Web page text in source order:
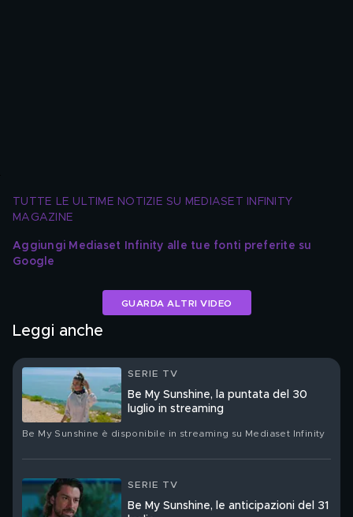
TUTTE LE ULTIME NOTIZIE SU MEDIASET INFINITY
MAGAZINE
Aggiungi Mediaset Infinity alle tue fonti preferite su
Google
GUARDA ALTRI VIDEO
Leggi anche
SERIE TV
Be My Sunshine, la puntata del 30
luglio in streaming
Be My Sunshine è disponibile in streaming su Mediaset Infinity
SERIE TV
Be My Sunshine, le anticipazioni del 31